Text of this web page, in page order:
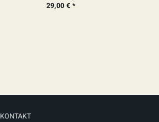
29,00 € *
KONTAKT